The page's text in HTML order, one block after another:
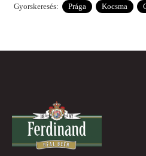
Gyorskeresés: Prága Kocsma